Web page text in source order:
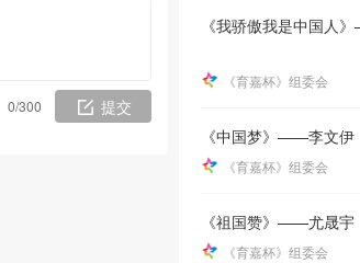
提交
0/300
《我骄傲我是中国人
《育嘉杯》组委会
《中国梦》——李文伊
《育嘉杯》组委会
《祖国赞》——尤晟宇
《育嘉杯》组委会